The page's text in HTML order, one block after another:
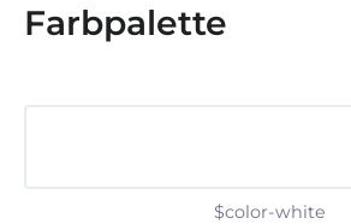
Farbpalette
$color-white